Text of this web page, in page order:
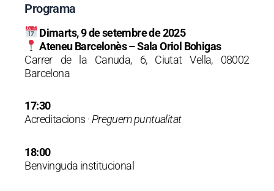
Programa
Dimarts, 9 de setembre de 2025
Ateneu Barcelonès – Sala Oriol Bohigas
Carrer de la Canuda, 6, Ciutat Vella, 08002
Barcelona
17:30
Acreditacions · Preguem puntualitat
18:00
Benvinguda institucional